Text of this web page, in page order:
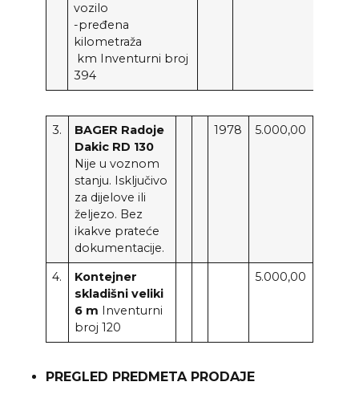
vozilo
-pređena
kilometraža
km Inventurni broj
394
3.
BAGER Radoje
Dakic RD 130
Nije u voznom
stanju. Isključivo
za dijelove ili
željezo. Bez
ikakve prateće
dokumentacije.
1978 5.000,00
4.
Kontejner
skladišni veliki
6 m Inventurni
broj 120
5.000,00
PREGLED PREDMETA PRODAJE